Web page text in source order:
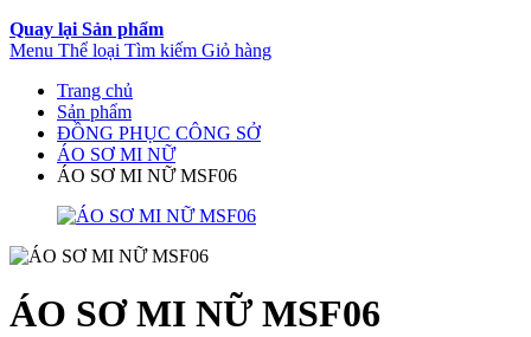
Quay lại Sản phẩm
Menu Thể loại Tìm kiếm Giỏ hàng
Trang chủ
Sản phẩm
ĐỒNG PHỤC CÔNG SỞ
ÁO SƠ MI NỮ
ÁO SƠ MI NỮ MSF06
ÁO SƠ MI NỮ MSF06